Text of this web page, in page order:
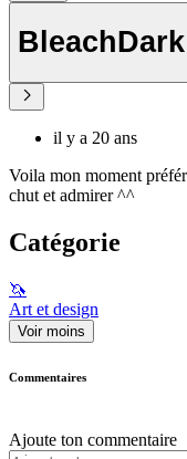
BleachDark
il y a 20 ans
Voila mon moment
chut et admirer ^^
Catégorie
🦄
Art et design
Voir moins
Commentaires
Ajoute ton commentaire